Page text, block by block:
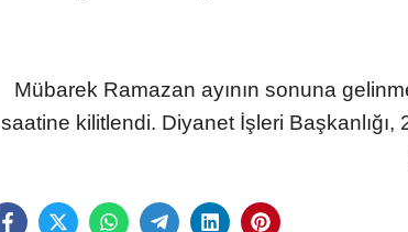
Mübarek Ramazan ayının sonuna
saatine kilitlendi. Diyanet İşleri